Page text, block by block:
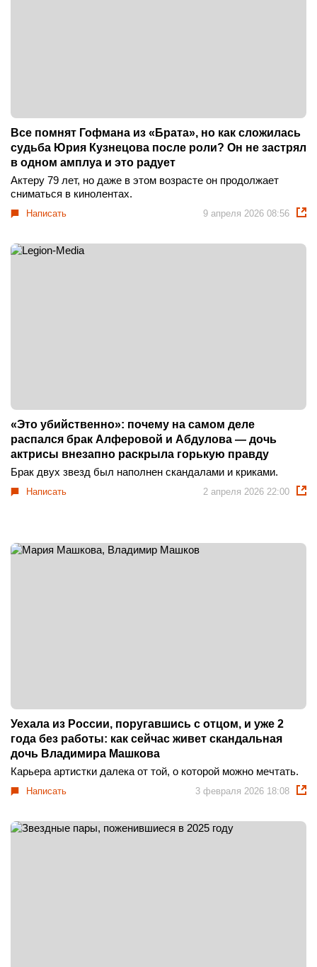
Все помнят Гофмана из «Брата», но как сложилась
судьба Юрия Кузнецова после роли? Он не застрял
в одном амплуа и это радует
Актеру 79 лет, но даже в этом возрасте он продолжает
сниматься в кинолентах.
Написать 9 апреля 2026 08:56
«Это убийственно»: почему на самом деле
распался брак Алферовой и Абдулова — дочь
актрисы внезапно раскрыла горькую правду
Брак двух звезд был наполнен скандалами и криками.
Написать 2 апреля 2026 22:00
Уехала из России, поругавшись с отцом, и уже 2
года без работы: как сейчас живет скандальная
дочь Владимира Машкова
Карьера артистки далека от той, о которой можно мечтать.
Написать 3 февраля 2026 18:08